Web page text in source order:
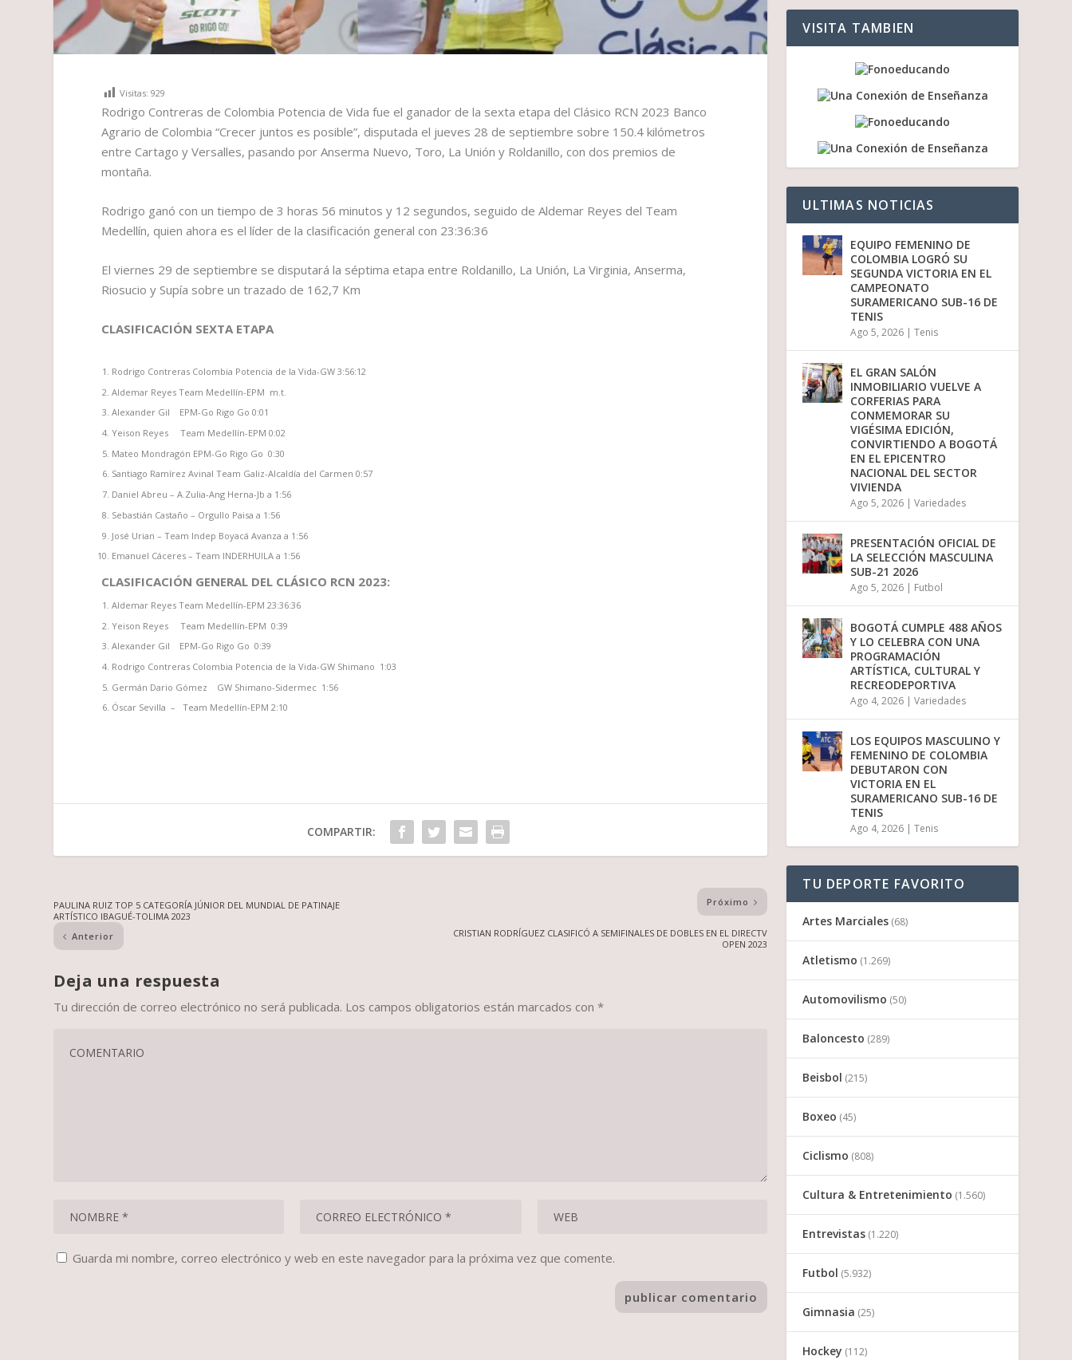
Visitas: 929
Rodrigo Contreras de Colombia Potencia de Vida fue el ganador de la sexta etapa del Clásico RCN 2023 Banco
Agrario de Colombia “Crecer juntos es posible”, disputada el jueves 28 de septiembre sobre 150.4 kilómetros
entre Cartago y Versalles, pasando por Anserma Nuevo, Toro, La Unión y Roldanillo, con dos premios de
montaña.
Rodrigo ganó con un tiempo de 3 horas 56 minutos y 12 segundos, seguido de Aldemar Reyes del Team
Medellín, quien ahora es el líder de la clasificación general con 23:36:36
El viernes 29 de septiembre se disputará la séptima etapa entre Roldanillo, La Unión, La Virginia, Anserma,
Riosucio y Supía sobre un trazado de 162,7 Km
CLASIFICACIÓN SEXTA ETAPA
Rodrigo Contreras Colombia Potencia de la Vida-GW 3:56:12
Aldemar Reyes Team Medellín-EPM m.t.
Alexander Gil EPM-Go Rigo Go 0:01
Yeison Reyes Team Medellín-EPM 0:02
Mateo Mondragón EPM-Go Rigo Go 0:30
Santiago Ramírez Avinal Team Galiz-Alcaldía del Carmen 0:57
Daniel Abreu – A.Zulia-Ang Herna-Jb a 1:56
Sebastián Castaño – Orgullo Paisa a 1:56
José Urian – Team Indep Boyacá Avanza a 1:56
Emanuel Cáceres – Team INDERHUILA a 1:56
CLASIFICACIÓN GENERAL DEL CLÁSICO RCN 2023:
Aldemar Reyes Team Medellín-EPM 23:36:36
Yeison Reyes Team Medellín-EPM 0:39
Alexander Gil EPM-Go Rigo Go 0:39
Rodrigo Contreras Colombia Potencia de la Vida-GW Shimano 1:03
Germán Dario Gómez GW Shimano-Sidermec 1:56
Óscar Sevilla – Team Medellín-EPM 2:10
COMPARTIR:
PAULINA RUIZ TOP 5 CATEGORÍA JÚNIOR DEL MUNDIAL DE PATINAJE
ARTÍSTICO IBAGUÉ-TOLIMA 2023
Anterior
Próximo
CRISTIAN RODRÍGUEZ CLASIFICÓ A SEMIFINALES DE DOBLES EN EL DIRECTV
OPEN 2023
Deja una respuesta
Tu dirección de correo electrónico no será publicada. Los campos obligatorios están marcados con*
Guarda mi nombre, correo electrónico y web en este navegador para la próxima vez que comente.
r
a
p
a
u
m
n
r
i
n
i
e
l
o
l
e
n
.
VISITA TAMBIEN
ULTIMAS NOTICIAS
EQUIPO FEMENINO DE
COLOMBIA LOGRÓ SU
SEGUNDA VICTORIA EN EL
CAMPEONATO
SURAMERICANO SUB-16 DE
TENIS
Ago 5, 2026 |Tenis
EL GRAN SALÓN
INMOBILIARIO VUELVE A
CORFERIAS PARA
CONMEMORAR SU
VIGÉSIMA EDICIÓN,
CONVIRTIENDO A BOGOTÁ
EN EL EPICENTRO
NACIONAL DEL SECTOR
VIVIENDA
Ago 5, 2026 |Variedades
PRESENTACIÓN OFICIAL DE
LA SELECCIÓN MASCULINA
SUB-21 2026
Ago 5, 2026 | Futbol
BOGOTÁ CUMPLE 488 AÑOS
Y LO CELEBRA CON UNA
PROGRAMACIÓN
ARTÍSTICA, CULTURAL Y
RECREODEPORTIVA
Ago 4, 2026 |Variedades
LOS EQUIPOS MASCULINO Y
FEMENINO DE COLOMBIA
DEBUTARON CON
VICTORIA EN EL
SURAMERICANO SUB-16 DE
TENIS
Ago 4, 2026 |Tenis
TU DEPORTE FAVORITO
Artes Marciales (68)
Atletismo (1.269)
Automovilismo (50)
Baloncesto (289)
Beisbol (215)
Boxeo (45)
Ciclismo (808)
Cultura & Entretenimiento (1.560)
Entrevistas (1.220)
Futbol (5.932)
Gimnasia (25)
Hockey (112)